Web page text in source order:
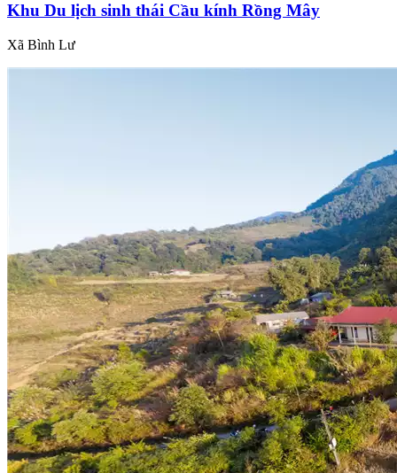
Khu Du lịch sinh thái Cầu kính Rồng Mây
Xã Bình Lư